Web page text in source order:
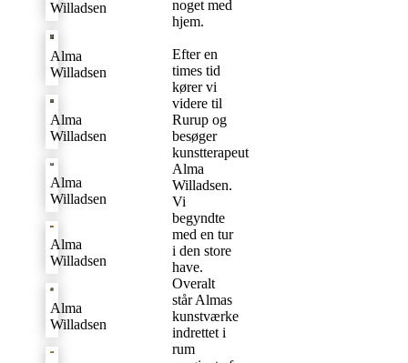
Willadsen
Alma
Willadsen
Alma
Willadsen
Alma
Willadsen
Alma
Willadsen
Alma
Willadsen
noget med
hjem.
Efter en
times tid
kører vi
videre til
Rurup og
besøger
kunstterapeut
Alma
Willadsen.
Vi
begyndte
med en tur
i den store
have.
Overalt
står Almas
kunstværke
indrettet i
rum